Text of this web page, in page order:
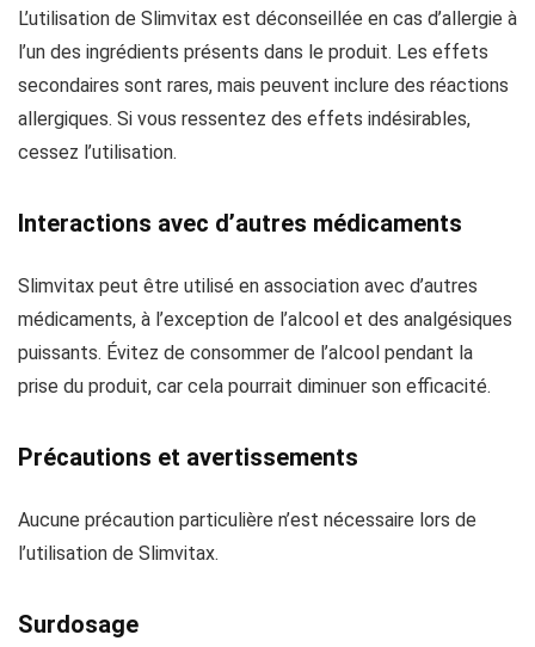
L’utilisation de Slimvitax est déconseillée en cas d’allergie à
l’un des ingrédients présents dans le produit. Les effets
secondaires sont rares, mais peuvent inclure des réactions
allergiques. Si vous ressentez des effets indésirables,
cessez l’utilisation.
Interactions avec d’autres médicaments
Slimvitax peut être utilisé en association avec d’autres
médicaments, à l’exception de l’alcool et des analgésiques
puissants. Évitez de consommer de l’alcool pendant la
prise du produit, car cela pourrait diminuer son efficacité.
Précautions et avertissements
Aucune précaution particulière n’est nécessaire lors de
l’utilisation de Slimvitax.
Surdosage